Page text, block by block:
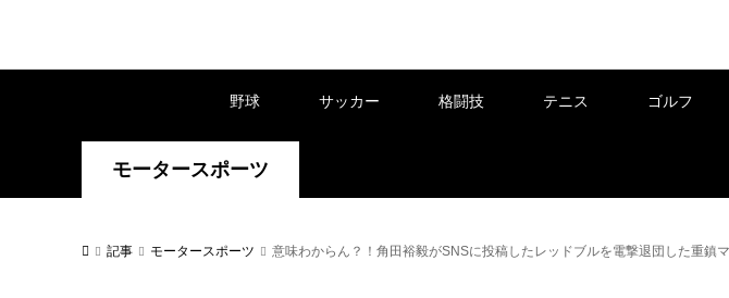
野球 サッカー 格闘技 テニス ゴルフ
モータースポーツ
記事 モータースポーツ 意味わからん？！角田裕毅がSNSに投稿したレッドブルを電撃退団した重鎮